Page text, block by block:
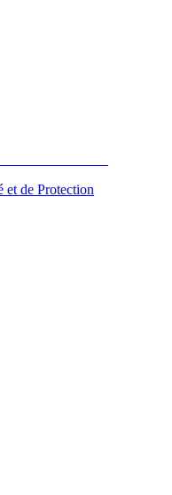
et de Protection